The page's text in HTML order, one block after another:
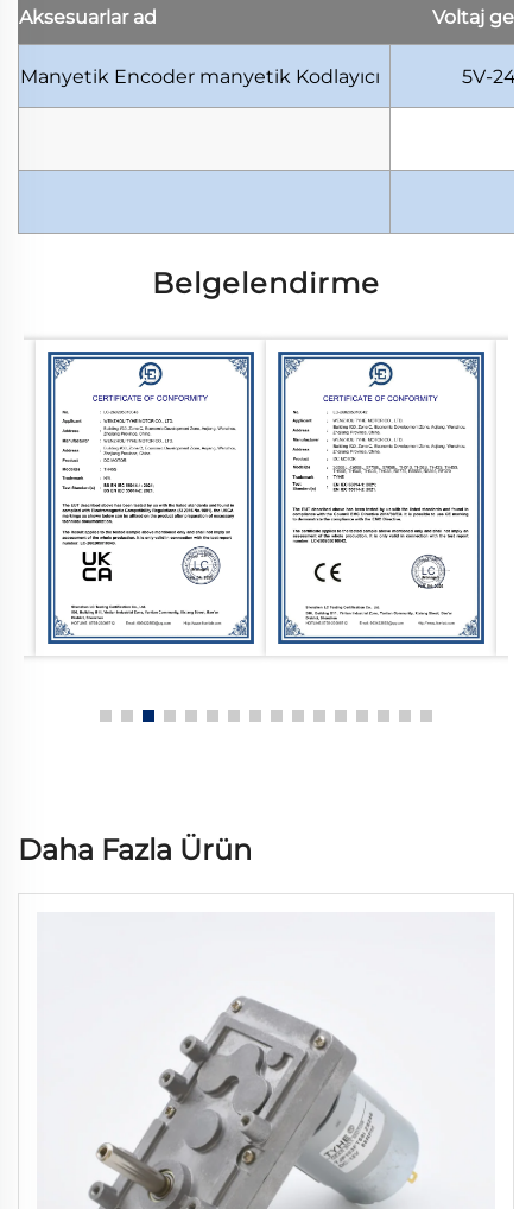
Aksesuarlar ad Voltaj
Manyetik Encoder manyetik Kodlayıcı 5V-24V
Belgelendirme
Daha Fazla Ürün